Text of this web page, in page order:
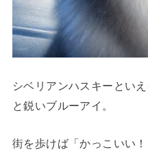
シベリアンハスキーとい
と鋭いブルーアイ。
街を歩けば「かっこいい